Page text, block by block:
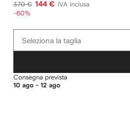
370 € 144 €
IVA inclusa
-60%
taglia
Seleziona la taglia
Consegna prevista
10 ago - 12 ago